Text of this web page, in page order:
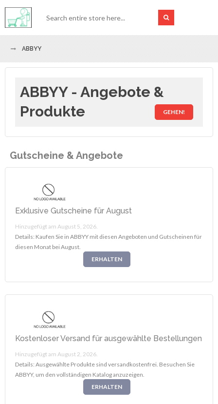
ABBYY
ABBYY - Angebote &
Produkte
GEHEN!
Gutscheine & Angebote
Exklusive Gutscheine für August
Hinzugefügt am August 5, 2026.
Details: Kaufen Sie in ABBYY mit diesen Angeboten und Gutscheinen für
diesen Monat bei August.
ERHALTEN
Kostenloser Versand für ausgewählte Bestellungen
Hinzugefügt am August 2, 2026.
Details: Ausgewählte Produkte sind versandkostenfrei. Besuchen Sie
ABBYY, um den vollständigen Katalog anzuzeigen.
ERHALTEN